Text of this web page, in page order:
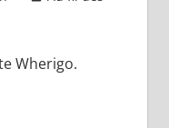
Wherigo.